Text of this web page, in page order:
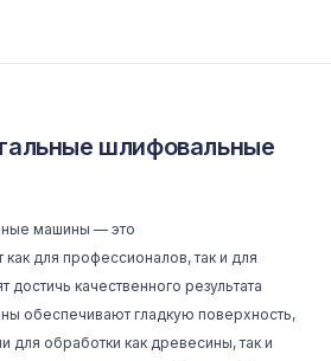
шлифовальные
машины — это
как для профессионалов, так и для
качественного результата
обеспечивают гладкую поверхность,
для обработки как древесины, так и